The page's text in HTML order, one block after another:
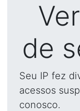
de
Seu IP fez
acessos
conosco.